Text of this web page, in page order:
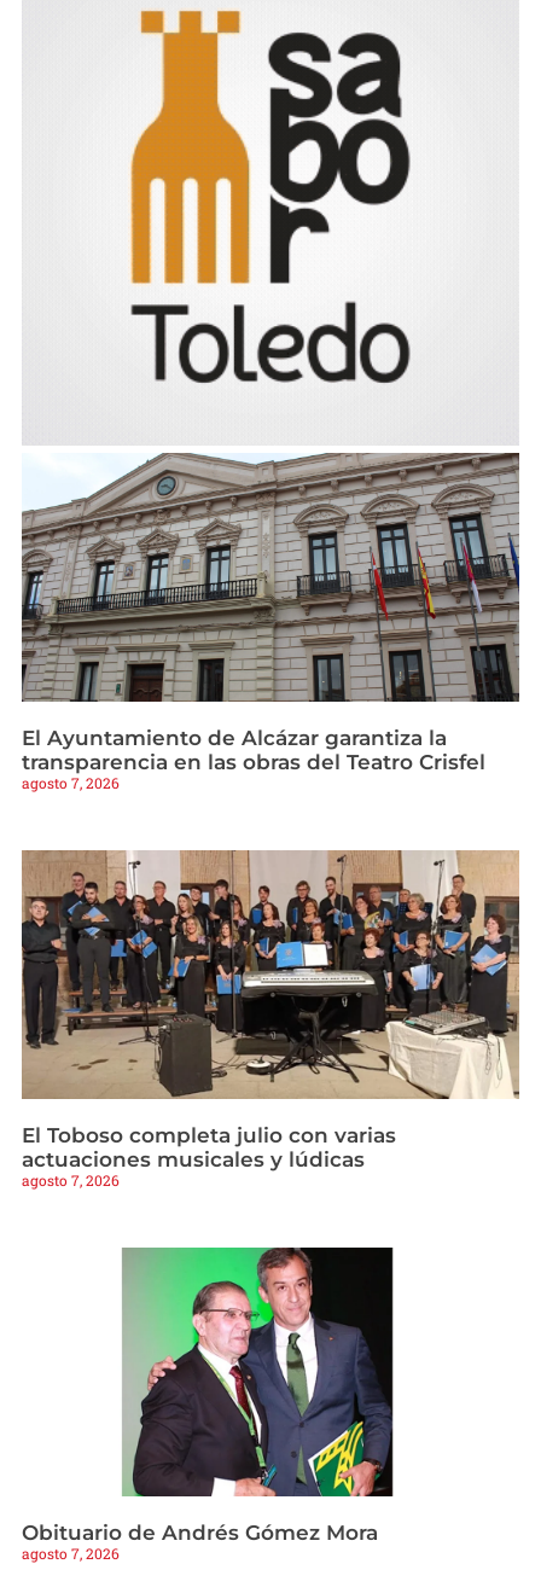
El Ayuntamiento de Alcázar garantiza la
transparencia en las obras del Teatro Crisfel
agosto 7, 2026
El Toboso completa julio con varias
actuaciones musicales y lúdicas
agosto 7, 2026
Obituario de Andrés Gómez Mora
agosto 7, 2026